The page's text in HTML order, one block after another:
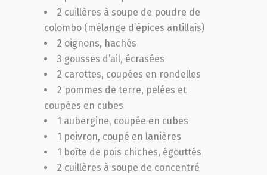
2 cuillères à soupe de poudre de
colombo (mélange d’épices antillais)
2 oignons, hachés
3 gousses d’ail, écrasées
2 carottes, coupées en rondelles
2 pommes de terre, pelées et
coupées en cubes
1 aubergine, coupée en cubes
1 poivron, coupé en lanières
1 boîte de pois chiches, égouttés
2 cuillères à soupe de concentré